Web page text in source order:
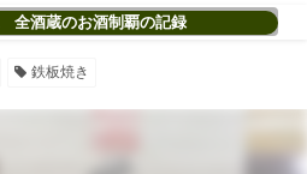
全酒蔵のお酒制覇の記録
鉄板焼き